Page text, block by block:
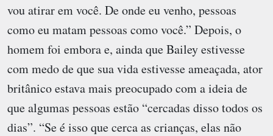
vou atirar em você. De onde eu venho, pessoas
como eu matam pessoas como você.” Depois, o
homem foi embora e, ainda que Bailey estivesse
com medo de que sua vida estivesse ameaçada, ator
britânico estava mais preocupado com a ideia de
que algumas pessoas estão “cercadas disso todos os
dias”. “Se é isso que cerca as crianças, elas não